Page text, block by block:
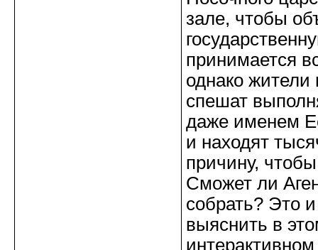
зале, чтобы
принимается
однако
спешат
даже именем
и находят
причину,
Сможет ли
собрать? Это
выяснить в
интерактивном